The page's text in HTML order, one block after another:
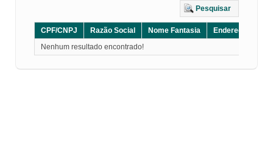
Pesquisar
CPF/CNPJ Razão Social Nome Fantasia Endereço
Nenhum resultado encontrado!